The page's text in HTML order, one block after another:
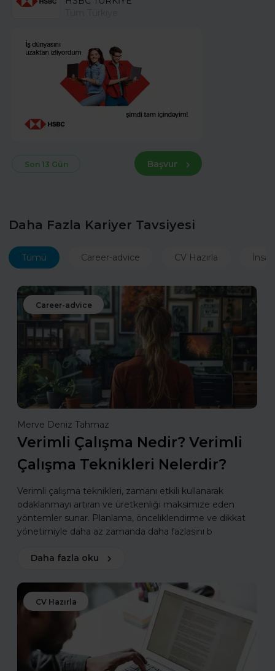
Son 13 Gün Başvur
Daha Fazla Kariyer Tavsiyesi
Tümü Career-advice CV Hazırla
Career-advice
Merve Deniz Tahmaz
Verimli Çalışma Nedir? Verimli
Çalışma Teknikleri Nelerdir?
Verimli çalışma teknikleri, zamanı etkili kullanarak
odaklanmayı artıran ve üretkenliği maksimize eden
yöntemler sunar. Planlama, önceliklendirme ve dikkat
yönetimiyle daha az zamanda daha fazlasını b
Daha fazla oku
CV Hazırla